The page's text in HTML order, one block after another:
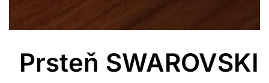
Prsteň SWAROVSKI